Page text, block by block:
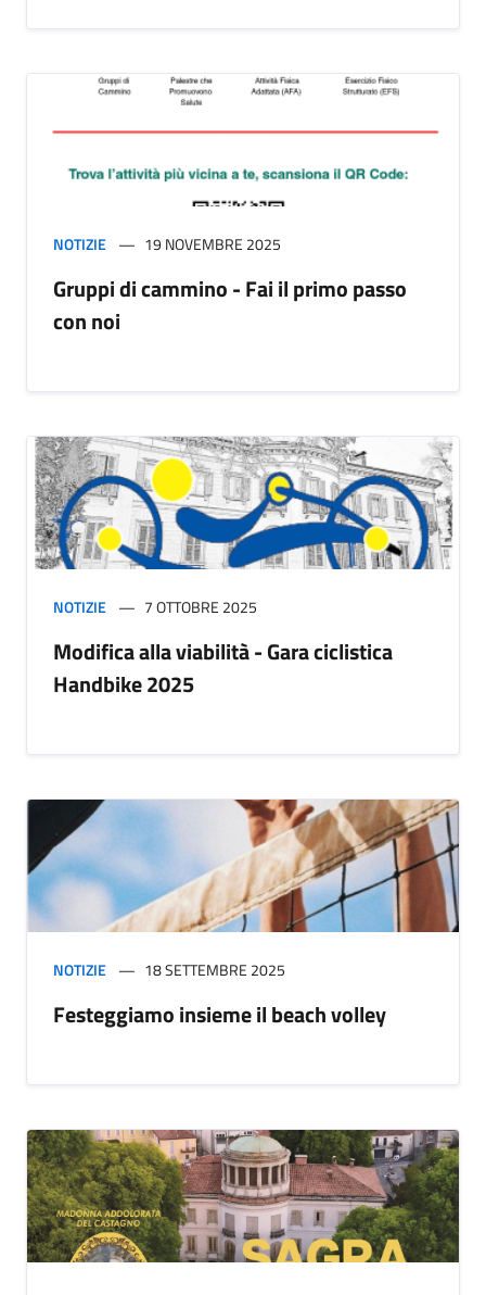
NOTIZIE 19 NOVEMBRE 2025
Gruppi di cammino - Fai il primo passo
con noi
NOTIZIE 7 OTTOBRE 2025
Modifica alla viabilità - Gara ciclistica
Handbike 2025
NOTIZIE 18 SETTEMBRE 2025
Festeggiamo insieme il beach volley